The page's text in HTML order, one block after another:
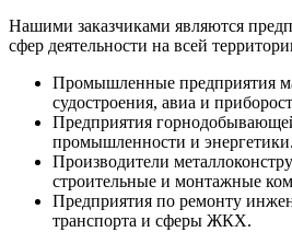
Нашими заказчиками являются
сфер деятельности на всей
Промышленные предприятия
судостроения, авиа и
Предприятия
промышленности и энергетики.
Производители
строительные и монтажные
Предприятия по ремонту
транспорта и сферы ЖКХ.